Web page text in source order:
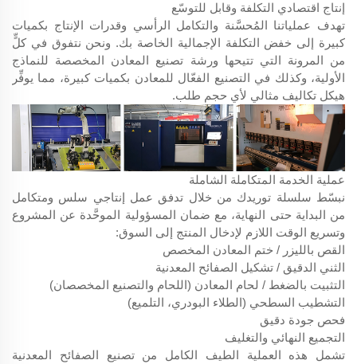
إنتاج اقتصادي التكلفة وقابل للتوسّع
تهدف عملياتنا المُحسَّنة والتكامل الرأسي وقدرات الإنتاج بكميات
كبيرة إلى خفض التكلفة الإجمالية الخاصة بك. ونحن نتفوق في كلٍّ
من المرونة التي تتيحها ورشة تصنيع المعادن المخصصة للنماذج
الأولية، وكذلك في التصنيع الفعّال للمعادن بكميات كبيرة، مما يوفِّر
هيكل تكاليف مثالي لأي حجم طلب.
عملية الخدمة المتكاملة الشاملة
نبسّط سلسلة توريدك من خلال تدفق عمل إنتاجي سلس ومتكامل
من البداية حتى النهاية، مع ضمان المسؤولية الموحَّدة عن المشروع
وتسريع الوقت اللازم لإدخال المنتج إلى السوق:
القص بالليزر / ختم المعادن المخصص
الثني الدقيق / تشكيل الصفائح المعدنية
التثبيت بالضغط / لحام المعادن (اللحام والتصنيع المخصصان)
التشطيب السطحي (الطلاء البودري، التلميع)
فحص جودة دقيق
التجميع النهائي والتغليف
تشمل هذه العملية الطيف الكامل من تصنيع الصفائح المعدنية